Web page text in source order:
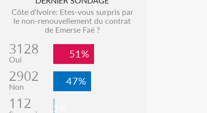
Côte d'Ivoire: Etes-vous surpris par
le non-renouvellement du contrat
de Emerse Faé ?
3128
Oui 51%
2902
Non 47%
112 2%